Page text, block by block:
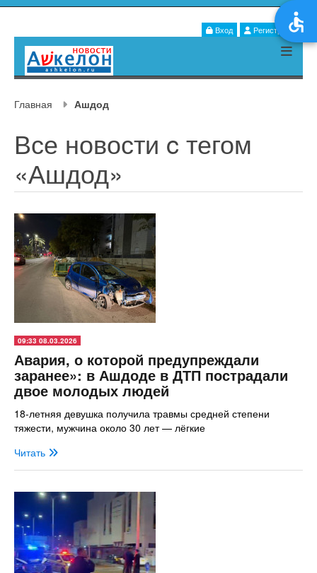
Вход Регистрация
Главная Ашдод
Все новости c тегом
«Ашдод»
09:33 08.03.2026
Авария, о которой предупреждали
заранее»: в Ашдоде в ДТП пострадали
двое молодых людей
18-летняя девушка получила травмы средней степени
тяжести, мужчина около 30 лет — лёгкие
Читать